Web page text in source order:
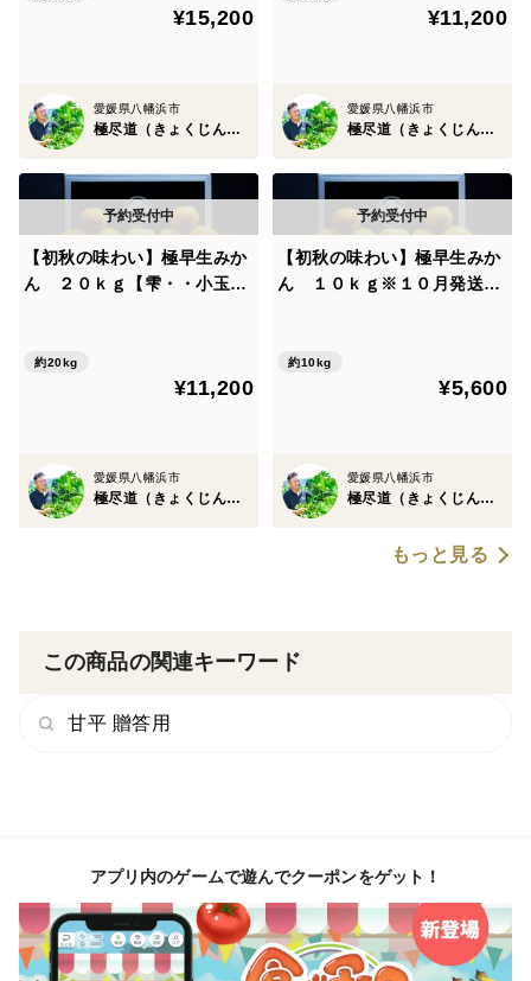
¥15,200
愛媛県八幡浜市
極尽道（きょくじんどう）
¥11,200
愛媛県八幡浜市
極尽道（きょくじんどう）
【初秋の味わい】極早生みか
ん ２０ｋｇ【雫・・小玉】
約20kg
¥11,200
愛媛県八幡浜市
極尽道（きょくじんどう）
【初秋の味わい】極早生みか
ん １０ｋｇ※１０月発送開
約10kg
¥5,600
愛媛県八幡浜市
極尽道（きょくじんどう）
もっと見る
この商品の関連キーワード
甘平 贈答用
アプリ内のゲームで遊んでクーポンをゲット！